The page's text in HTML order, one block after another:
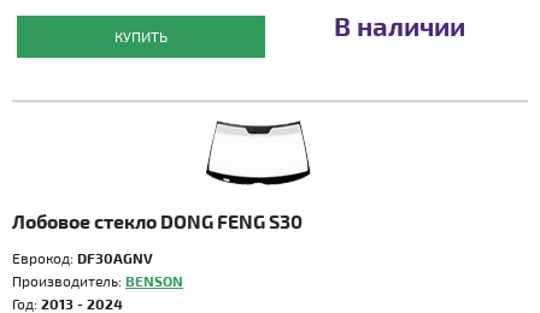
КУПИТЬ В наличии
Лобовое стекло DONG FENG S30
Еврокод: DF30AGNV
Производитель: BENSON
Год: 2013 - 2024